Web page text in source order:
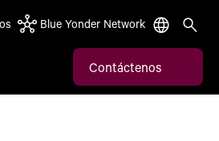
Blue Yonder Network
Contáctenos